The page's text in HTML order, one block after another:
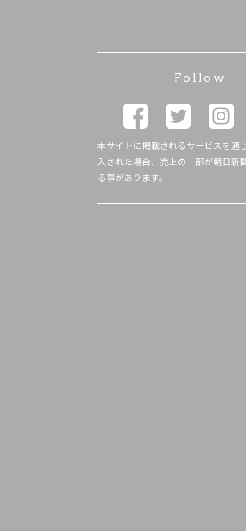
Follow
本サイトに掲載されるサービスを通
入された場合、売上の一部が朝日新
る事があります。